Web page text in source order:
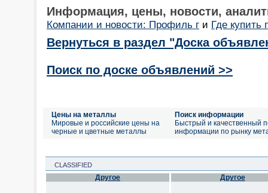
Информация, цены, новости,
Компании и новости: Профиль г и Где купить
Вернуться в раздел "Доска
Поиск по доске объявлений >>
Цены на металлы
Мировые и российские цены на
черные и цветные металлы
Поиск информации
Быстрый и качественный
информации по рынку
CLASSIFIED
Другое Другое